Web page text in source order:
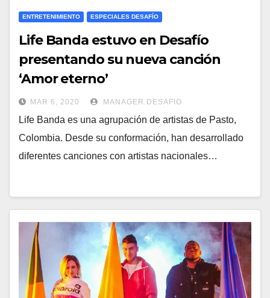
ENTRETENIMIENTO ESPECIALES DESAFÍO
Life Banda estuvo en Desafío
presentando su nueva canción
‘Amor eterno’
MAR 6, 2020 MANAGER.DESAFIO
Life Banda es una agrupación de artistas de Pasto,
Colombia. Desde su conformación, han desarrollado
diferentes canciones con artistas nacionales…